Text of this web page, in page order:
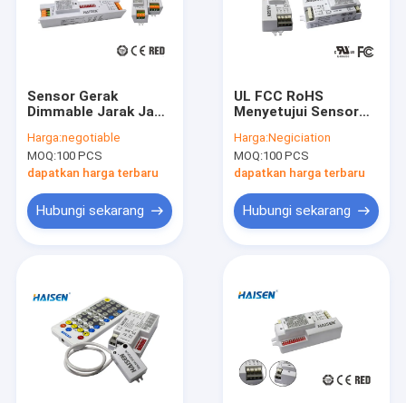
Produk
Video
Tentang kami
Sensor Gerak
Dimmable Jarak Jauh
Perlengkapan Lampu
Gudang
Harga:negotiable
MOQ:100 PCS
dapatkan harga terbaru
Hubungi sekarang
UL FCC RoHS
Menyetujui Sensor
Untuk Kontrol
Pencahayaan
Harga:Negiciation
MOQ:100 PCS
dapatkan harga terbaru
Hubungi sekarang